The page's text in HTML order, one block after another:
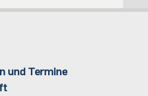
und Termine